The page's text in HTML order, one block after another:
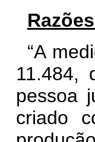
“A
11.484,
pessoa
criado